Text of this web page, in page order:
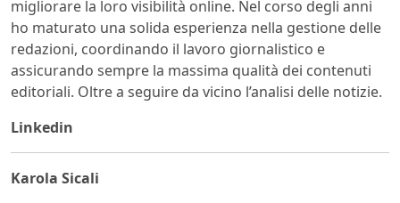
migliorare la loro visibilità online. Nel corso degli anni
ho maturato una solida esperienza nella gestione delle
redazioni, coordinando il lavoro giornalistico e
assicurando sempre la massima qualità dei contenuti
editoriali. Oltre a seguire da vicino l’analisi delle notizie.
Linkedin
Karola Sicali